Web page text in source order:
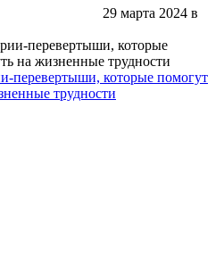
29 марта 2024 в
перевертыши, которые помогут
трудности